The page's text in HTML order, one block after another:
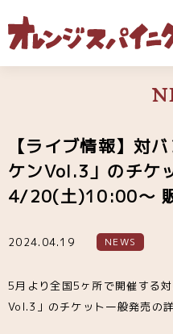
【ライブ情報】対
ケンVol.3」のチケ
4/20(土)10:00〜
2024.04.19 NEWS
5月より全国5ヶ所で開催する
Vol.3」のチケット一般発売の